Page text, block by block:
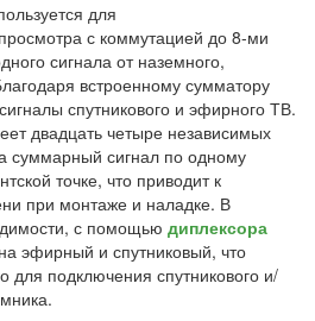
для
с коммутацией до 8-ми
сигнала от наземного,
встроенному сумматору
спутникового и эфирного ТВ.
двадцать четыре независимых
суммарный сигнал по одному
точке, что приводит к
при монтаже и наладке. В
с помощью диплексора
эфирный и спутниковый, что
для подключения спутникового и/